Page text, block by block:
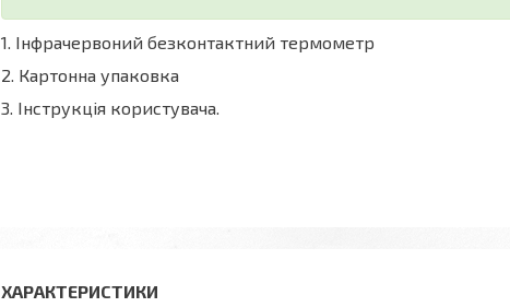
1. Інфрачервоний безконтактний термометр
2. Картонна упаковка
3. Інструкція користувача.
ХАРАКТЕРИСТИКИ